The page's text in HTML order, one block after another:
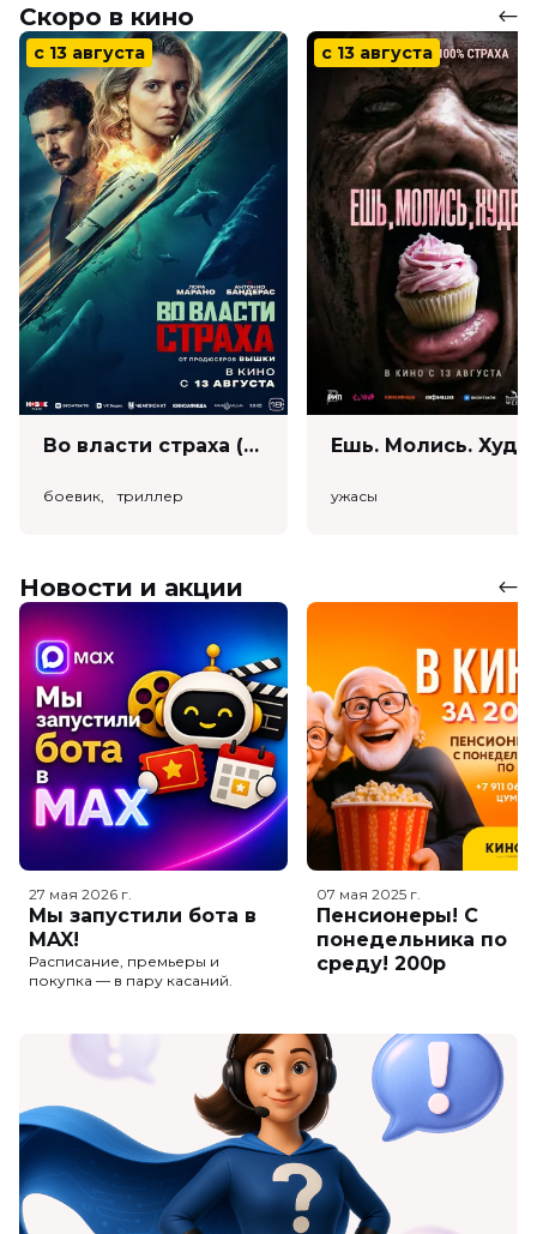
Скоро в кино
с 13 августа
Во власти страха (18+)
боевик, триллер
с 13 августа
ужасы
Новости и акции
27 мая 2026 г.
Мы запустили бота в
MAX!
Расписание, премьеры и
покупка — в пару касаний.
07 мая 2025 г.
Пенсионеры! С
понедельника по
среду! 200р